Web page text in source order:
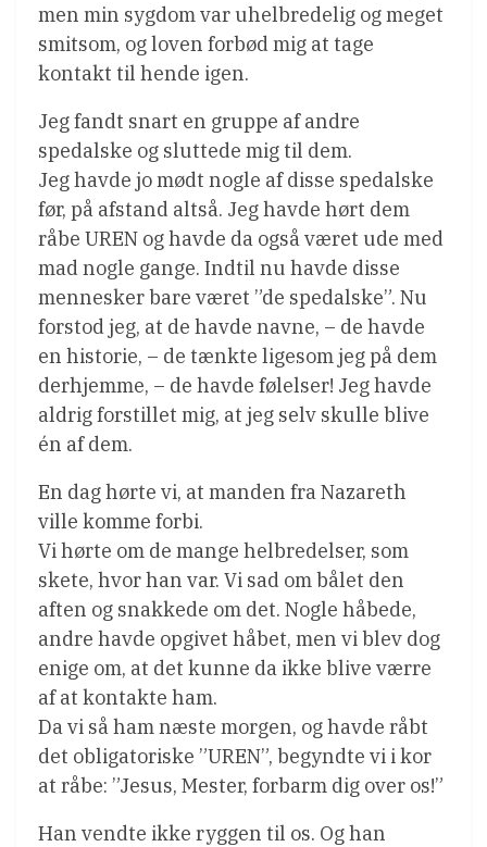
men min sygdom var uhelbredelig og meget
smitsom, og loven forbød mig at tage
kontakt til hende igen.
Jeg fandt snart en gruppe af andre
spedalske og sluttede mig til dem.
Jeg havde jo mødt nogle af disse spedalske
før, på afstand altså. Jeg havde hørt dem
råbe UREN og havde da også været ude med
mad nogle gange. Indtil nu havde disse
mennesker bare været ”de spedalske”. Nu
forstod jeg, at de havde navne, – de havde
en historie, – de tænkte ligesom jeg på dem
derhjemme, – de havde følelser! Jeg havde
aldrig forstillet mig, at jeg selv skulle blive
én af dem.
En dag hørte vi, at manden fra Nazareth
ville komme forbi.
Vi hørte om de mange helbredelser, som
skete, hvor han var. Vi sad om bålet den
aften og snakkede om det. Nogle håbede,
andre havde opgivet håbet, men vi blev dog
enige om, at det kunne da ikke blive værre
af at kontakte ham.
Da vi så ham næste morgen, og havde råbt
det obligatoriske ”UREN”, begyndte vi i kor
at råbe: ”Jesus, Mester, forbarm dig over os!”
Han vendte ikke ryggen til os. Og han